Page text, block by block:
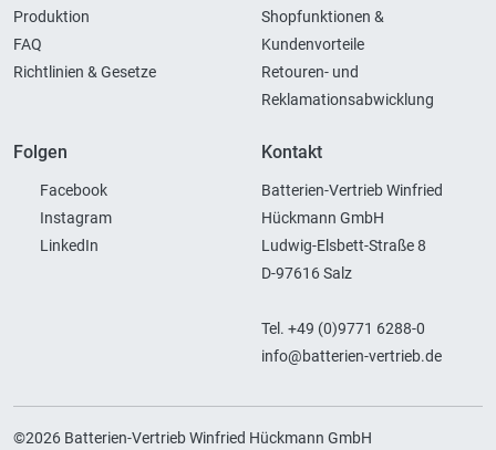
Produktion
FAQ
Richtlinien & Gesetze
Shopfunktionen &
Kundenvorteile
Retouren- und
Reklamationsabwicklung
Folgen
Facebook
Instagram
LinkedIn
Kontakt
Batterien-Vertrieb Winfried
Hückmann GmbH
Ludwig-Elsbett-Straße 8
D-97616 Salz
Tel. +49 (0)9771 6288-0
info@batterien-vertrieb.de
©2026 Batterien-Vertrieb Winfried Hückmann GmbH